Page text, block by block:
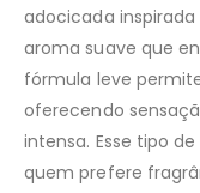
adocicada
aroma suave que
fórmula leve
oferecendo
intensa. Esse tipo
quem prefere